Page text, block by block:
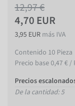
12,97 €
4,70 EUR
3,95 EUR más IVA
Contenido 10 Pieza
Precio base0,47 € /
Precios
De la cantidad: 5